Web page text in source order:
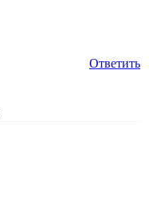
Ответить